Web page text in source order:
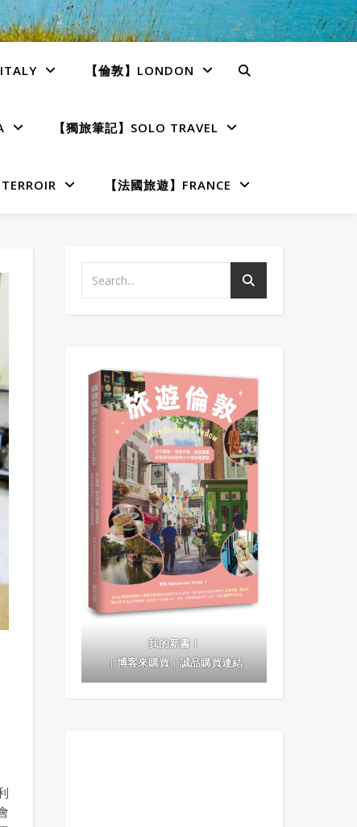
【倫敦】LONDON
【獨旅筆記】SOLO TRAVEL
【法國旅遊】FRANCE
我的新書！
｜博客來購買｜誠品購買連結